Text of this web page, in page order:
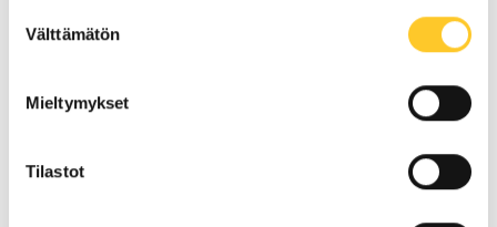
valinta
Välttämätön
Mieltymykset
Tilastot
Uudenmaan alueella,
mukaan lukien